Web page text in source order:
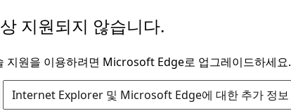
지원되지 않습니다.
지원을 이용하려면 Microsoft Edge로 업그레이드하세요.
Internet Explorer 및 Microsoft Edge에 대한 추가 정보